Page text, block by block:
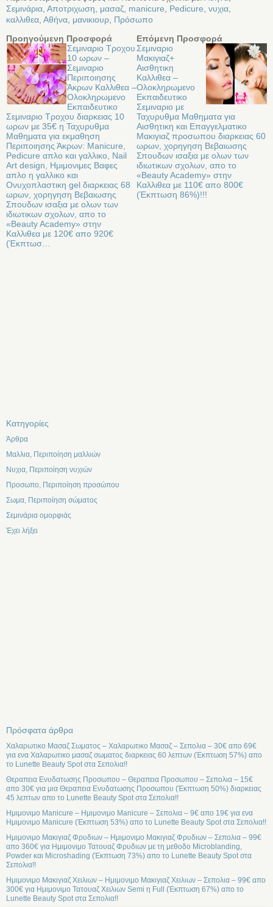
Σεμινάρια Αποτριχωση μασαζ manicure Pedicure νυχια
καλλιθεα Αθήνα μανικιουρ Πρόσωπο
Προηγούμενη Προσφορά
Σεμιναριο Tροχου
10 ωρων –
Σεμιναριο
Περιποιησης
Άκρων Καλλιθεα –
Oλοκληρωμενο
Eκπαιδευτικο
Σεμιναριο Tροχου διαρκειας 10
ωρων με 35€ η Ταχυρυθμα
Μαθηματα για εκμαθηση
Περιποιησης Άκρων: Manicure,
Pedicure απλο και γαλλικο, Nail
Art design, Ημιμονιμες Βαφες
απλο η γαλλικο και
Ονυχοπλαστικη gel διαρκειας 68
ωρων, χορηγηση Βεβαιωσης
Σπουδων ισαξια με ολων των
ιδιωτικων σχολων, απο το
«Beauty Academy» στην
Καλλιθεα με 120€ απο 920€
(Έκπτωσ…
Επόμενη Προσφορά
Σεμιναριο
Μακιγιαζ+
Αισθητικη
Καλλιθεα –
Oλοκληρωμενο
Eκπαιδευτικο
Σεμιναριο με
Ταχυρυθμα Μαθηματα για
Αισθητικη και Επαγγελματικο
Μακιγιαζ προσωπου διαρκειας 60
ωρων, χορηγηση Βεβαιωσης
Σπουδων ισαξια με ολων των
ιδιωτικων σχολων, απο το
«Beauty Academy» στην
Καλλιθεα με 110€ απο 800€
(Έκπτωση 86%)!!!
Kατηγορίες
Άρθρα
Μαλλια, Περιποίηση μαλλιών
Νυχια, Περιποίηση νυχιών
Προσωπο, Περιποίηση προσώπου
Σωμα, Περιποίηση σώματος
Σεμινάρια ομορφιάς
Έχει λήξει
Πρόσφατα άρθρα
Χαλαρωτικο Μασαζ Σωματος – Χαλαρωτικο Μασαζ – Σεπολια – 30€ απο 69€
για ενα Χαλαρωτικο μασαζ σωματος διαρκειας 60 λεπτων (Έκπτωση 57%) απο
το Lunette Beauty Spot στα Σεπολια!!
Θεραπεια Ενυδατωσης Προσωπου – Θεραπεια Προσωπου – Σεπολια – 15€
απο 30€ για μια Θεραπεια Ενυδατωσης Προσωπου (Έκπτωση 50%) διαρκειας
45 λεπτων απο το Lunette Beauty Spot στα Σεπολια!!
Ημιμονιμο Manicure – Ημιμονιμο Manicure – Σεπολια – 9€ απο 19€ για ενα
Ημιμονιμο Manicure (Έκπτωση 53%) απο το Lunette Beauty Spot στα Σεπολια!!
Ημιμονιμο Μακιγιαζ Φρυδιων – Ημιμονιμο Μακιγιαζ Φρυδιων – Σεπολια – 99€
απο 360€ για Ημιμονιμο Τατουαζ Φρυδιων με τη μεθοδο Microblanding,
Powder και Microshading (Έκπτωση 73%) απο το Lunette Beauty Spot στα
Σεπολια!!
Ημιμονιμο Μακιγιαζ Χειλιων – Ημιμονιμο Μακιγιαζ Χειλιων – Σεπολια – 99€ απο
300€ για Ημιμονιμο Τατουαζ Χειλιων Semi η Full (Έκπτωση 67%) απο το
Lunette Beauty Spot στα Σεπολια!!